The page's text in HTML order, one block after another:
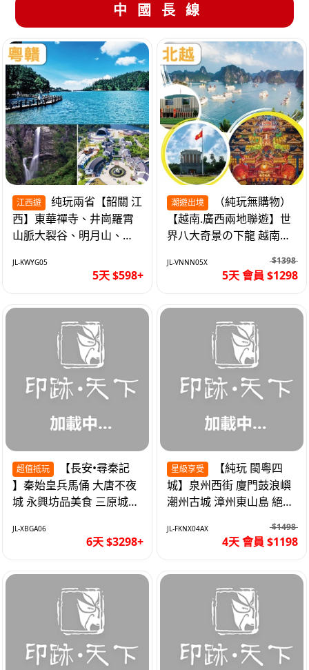
中國長線
江西遊
西】東華禪寺、井崗羅霄
山脈大裂谷、明月山、仙
JL-KWYG05
5天 $598+
潮遊出境
【越南.廣西兩地聯遊】世
界八大奇景の下龍 越南首
車5天
JL-VNNN05X $1398
5天 會員 $1298
超值抵玩
】秦始皇兵馬俑 大唐不夜
城 永興坊品美食 三原城隍
JL-XBGA06
6天 $3298+
星級享受
城】泉州西街 廈門鼓浪嶼
潮州古城 漳州東山島 絕無
JL-FKNX04AX $1498
4天 會員 $1198